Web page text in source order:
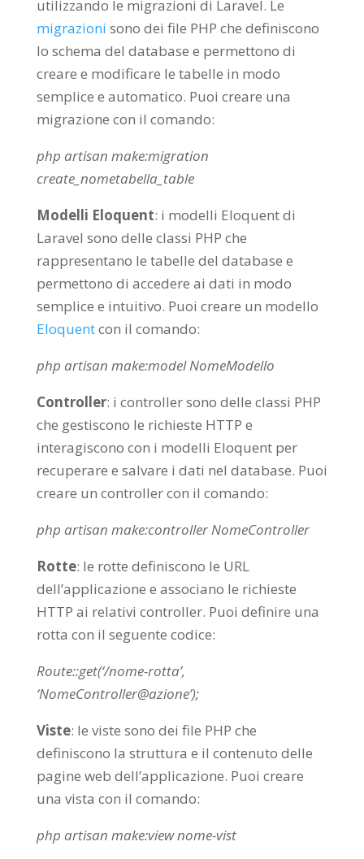
utilizzando le migrazioni di Laravel. Le
migrazioni sono dei file PHP che definiscono
lo schema del database e permettono di
creare e modificare le tabelle in modo
semplice e automatico. Puoi creare una
migrazione con il comando:
php artisan make:migration
create_nometabella_table
Modelli Eloquent: i modelli Eloquent di
Laravel sono delle classi PHP che
rappresentano le tabelle del database e
permettono di accedere ai dati in modo
semplice e intuitivo. Puoi creare un modello
Eloquentcon il comando:
php artisan make:model NomeModello
Controller: i controller sono delle classi PHP
che gestiscono le richieste HTTP e
interagiscono con i modelli Eloquent per
recuperare e salvare i dati nel database. Puoi
creare un controller con il comando:
php artisan make:controller NomeController
Rotte: le rotte definiscono le URL
dell’applicazione e associano le richieste
HTTP ai relativi controller. Puoi definire una
rotta con il seguente codice:
Route::get(‘/nome-rotta’,
‘NomeController@azione’);
Viste: le viste sono dei file PHP che
definiscono la struttura e il contenuto delle
pagine web dell’applicazione. Puoi creare
una vista con il comando:
php artisan make:view nome-vist